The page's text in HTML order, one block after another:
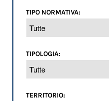
TIPO NORMATIVA:
TIPOLOGIA:
TERRITORIO: